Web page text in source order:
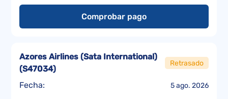
Comprobar pago
Fecha: 5 ago. 2026
Azores Airlines (Sata International)
(S47034)
Retrasado